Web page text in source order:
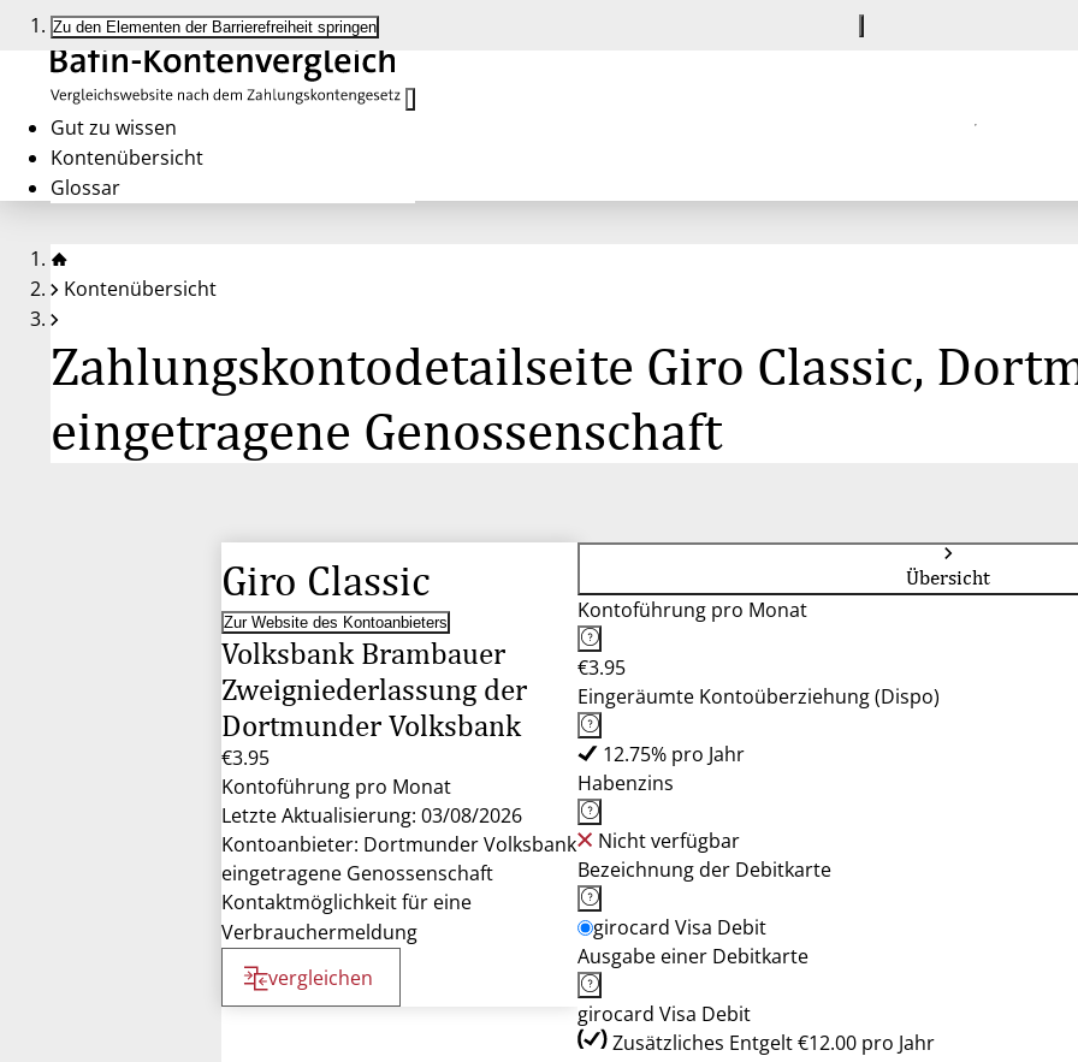
Zu den Elementen der Barrierefreiheit springen
Gut zu wissen
Kontenübersicht
Glossar
Kontenübersicht
Zahlungskontodetailseite Giro Classic,
eingetragene Genossenschaft
Giro Classic
Zur Website des Kontoanbieters
Volksbank Brambauer
Zweigniederlassung der
Dortmunder Volksbank
€3.95
Kontoführung pro Monat
Letzte Aktualisierung: 03/08/2026
Kontoanbieter: Dortmunder Volksbank
eingetragene Genossenschaft
Kontaktmöglichkeit für eine
Verbrauchermeldung
vergleichen
Übersicht
Kontoführung pro Monat
€3.95
Eingeräumte Kontoüberziehung (Dispo)
12.75% pro Jahr
Habenzins
Nicht verfügbar
Bezeichnung der Debitkarte
girocard Visa Debit
Ausgabe einer Debitkarte
girocard Visa Debit
Zusätzliches Entgelt €12.00 pro Jahr